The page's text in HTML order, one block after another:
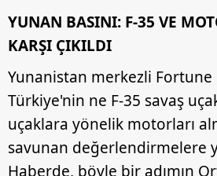
YUNAN BASINI: F-35 VE
KARŞI ÇIKILDI
Yunanistan merkezli Fortune
Türkiye'nin ne F-35 savaş
uçaklara yönelik motorları
savunan değerlendirmelere
Haberde, böyle bir adımın